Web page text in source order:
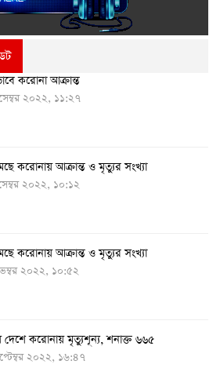
করোনা আক্রান্ত
২০২২, ১১:২৭
করোনায় আক্রান্ত ও মৃত্যুর সংখ্যা
২০২২, ১০:১২
করোনায় আক্রান্ত ও মৃত্যুর সংখ্যা
২০২২, ১০:৫২
দেশে করোনায় মৃত্যুশূন্য, শনাক্ত ৬৬৫
২০২২, ১৬:৪৭